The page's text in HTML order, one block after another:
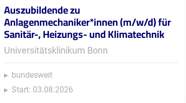
Auszubildende zu
Anlagenmechaniker*innen (m/w/d) für
Sanitär-, Heizungs- und Klimatechnik
Universitätsklinikum Bonn
bundesweit
Start: 03.08.2026